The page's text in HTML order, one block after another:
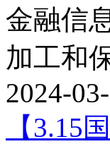
金融信
加工和
2024-
【3.15